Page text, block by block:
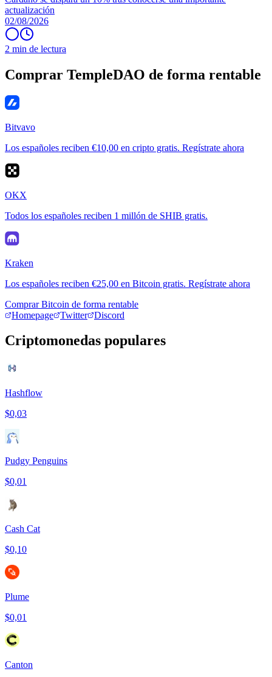
actualización
02/08/2026
2 min de lectura
Comprar TempleDAO de forma rentable
Bitvavo
Los españoles reciben €10,00 en cripto gratis. Regístrate ahora
OKX
Todos los españoles reciben 1 millón de SHIB gratis.
Kraken
Los españoles reciben €25,00 en Bitcoin gratis. Regístrate ahora
Comprar Bitcoin de forma rentable
Homepage
Twitter Discord
Criptomonedas populares
Hashflow
$0,03
Pudgy Penguins
$0,01
Cash Cat
$0,10
Plume
$0,01
Canton